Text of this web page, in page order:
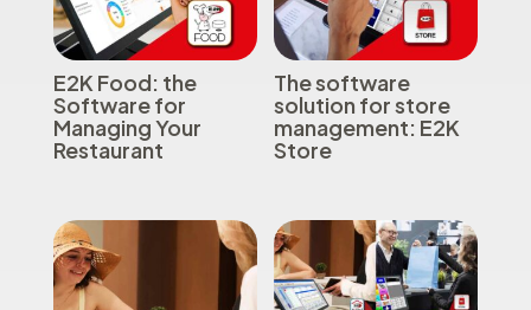
E2K Food: the
Software for
Managing Your
Restaurant
The software
solution for store
management: E2K
Store